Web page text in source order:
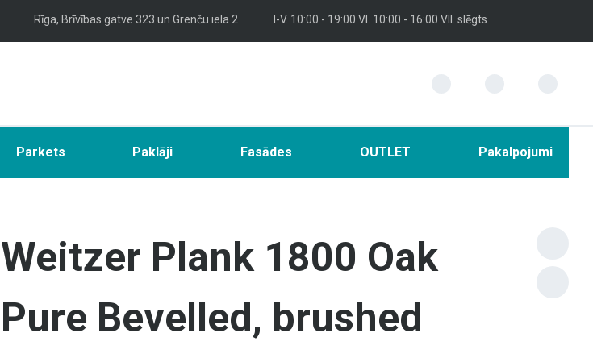
Rīga, Brīvības gatve 323 un Grenču iela 2 I-V. 10:00 - 19:00 VI. 10:00 - 16:00 VII. slēgts
Parkets Paklāji Fasādes OUTLET Pakalpojumi
Weitzer Plank 1800 Oak
Pure Bevelled, brushed